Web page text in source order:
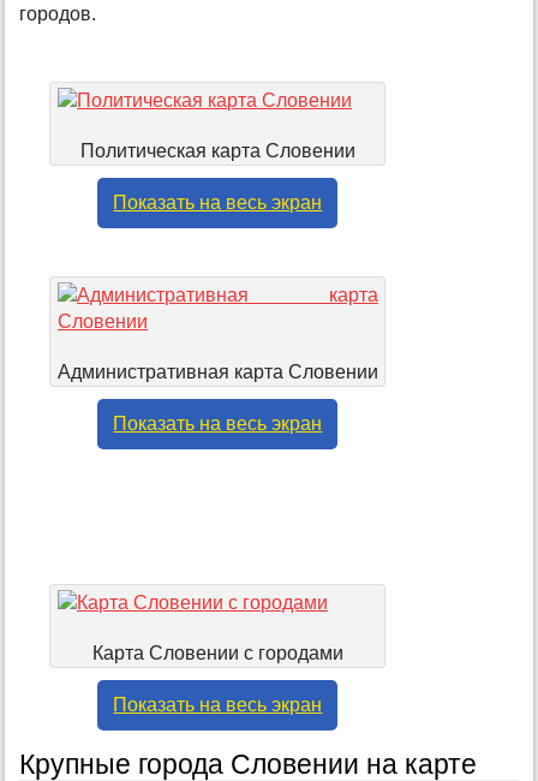
городов.
Политическая карта Словении
Показать на весь экран
Административная карта Словении
Показать на весь экран
Карта Словении с городами
Показать на весь экран
Крупные города Словении на карте